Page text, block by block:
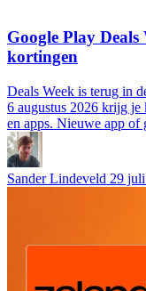
Google Play
kortingen
Deals Week is terug in
6 augustus 2026 krijg je
en apps. Nieuwe app of
Sander Lindeveld 29